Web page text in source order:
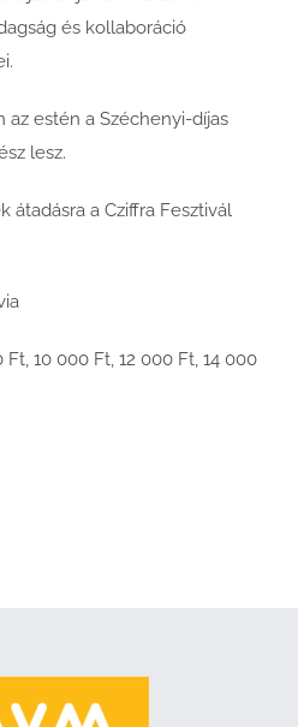
és kollaboráció
az estén a Széchenyi-díjas
lesz.
a Cziffra Fesztivál
10 000 Ft, 12 000 Ft, 14 000